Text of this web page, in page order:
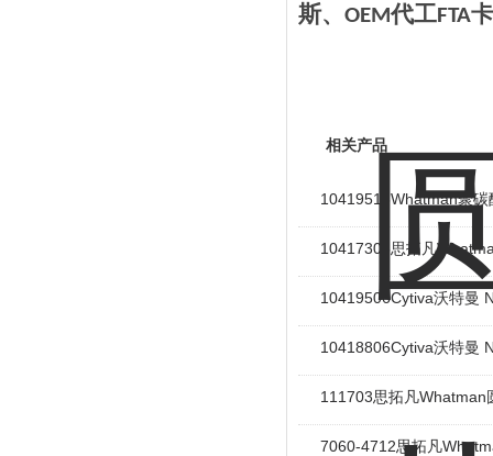
斯、 OEM代工FTA卡
相关产品
10419518Whatman聚碳
10417306思拓凡
10419506Cytiva沃特曼
10418806Cytiva沃特曼
111703思拓凡Whatman
7060-4712思拓凡